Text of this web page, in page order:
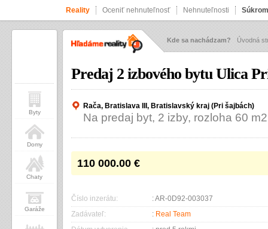
Reality Oceniť nehnuteľnosť Nehnuteľnosti
Kde sa nachádzam? Úvodná
Predaj 2 izbového bytu Ulica
Rača, Bratislava III, Bratislavský kraj (Pri šajbách)
Na predaj byt, 2 izby, rozloha 60 m2
110 000.00 €
Číslo inzerátu:
: AR-0D92-003037
Zadávateľ:
: Real Team
Byty
Domy
Chaty
Garáže